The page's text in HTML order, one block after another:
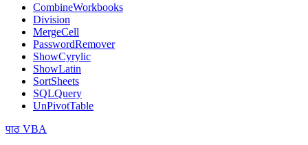
CombineWorkbooks
Division
MergeCell
PasswordRemover
ShowCyrylic
ShowLatin
SortSheets
SQLQuery
UnPivotTable
पाठ VBA